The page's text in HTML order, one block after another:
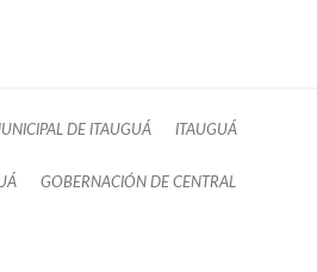
DE ITAUGUÁ ITAUGUÁ
GOBERNACIÓN DE CENTRAL